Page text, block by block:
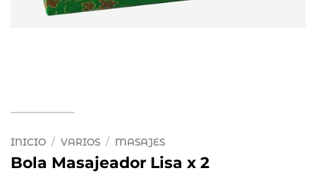
INICIO / VARIOS / MASAJES
Bola Masajeador Lisa x 2